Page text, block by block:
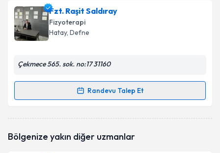
Fzt. Raşit Saldıray
Fizyoterapi
Hatay, Defne
Çekmece 565. sok. no:17 31160
Randevu Talep Et
Randevu Takvimi Talebi
oluşturun. Size bu uzmandan randevu almanız için bir
Bölgenize yakın diğer uzmanlar